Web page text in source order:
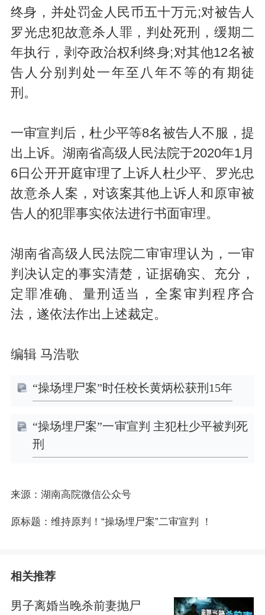
终身，并处罚金人民币五十万元;对被告人
罗光忠犯故意杀人罪，判处死刑，缓期二
年执行，剥夺政治权利终身;对其他12名被
告人分别判处一年至八年不等的有期徒
刑。
一审宣判后，杜少平等8名被告人不服，提
出上诉。湖南省高级人民法院于2020年1月
6日公开开庭审理了上诉人杜少平、罗光忠
故意杀人案，对该案其他上诉人和原审被
告人的犯罪事实依法进行书面审理。
湖南省高级人民法院二审审理认为，一审
判决认定的事实清楚，证据确实、充分，
定罪准确、量刑适当，全案审判程序合
法，遂依法作出上述裁定。
编辑 马浩歌
“操场埋尸案”时任校长黄炳松获刑15年
“操场埋尸案”一审宣判 主犯杜少平被判死
刑
来源：湖南高院微信公众号
原标题：维持原判！“操场埋尸案”二审宣判 ！
相关推荐
男子离婚当晚杀前妻抛尸